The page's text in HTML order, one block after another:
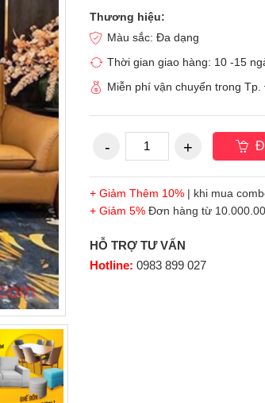
Thương hiệu:
Màu sắc: Đa dạng
Thời gian giao hàng: 10 -15
Miễn phí vận chuyển trong Tp.
+ Giảm Thêm 10% | khi mua
+ Giảm 5%Đơn hàng từ
HỖ TRỢ TƯ VẤN
Hotline: 0983 899 027